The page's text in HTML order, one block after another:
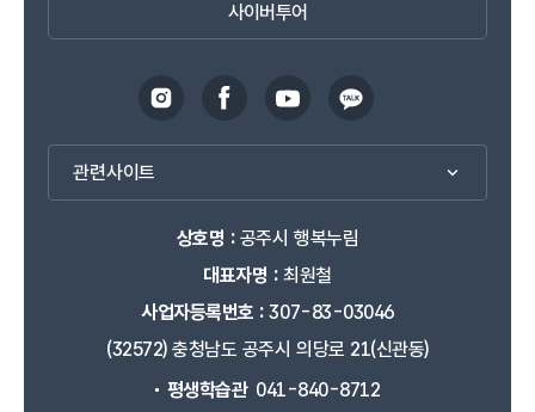
사이버투어
관련사이트
상호명 :공주시 행복누림
대표자명 :최원철
사업자등록번호 :307-83-03046
(32572) 충청남도 공주시 의당로 21(신관동)
평생학습관 041-840-8712